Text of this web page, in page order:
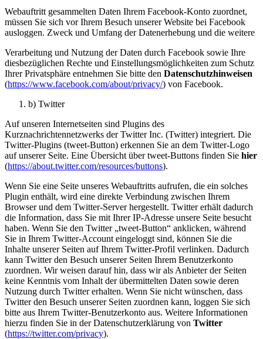
Webauftritt gesammelten Daten Ihrem Facebook-Konto zuordnet,
müssen Sie sich vor Ihrem Besuch unserer Website bei Facebook
ausloggen. Zweck und Umfang der Datenerhebung und die weitere
Verarbeitung und Nutzung der Daten durch Facebook sowie Ihre
diesbezüglichen Rechte und Einstellungsmöglichkeiten zum Schutz
Ihrer Privatsphäre entnehmen Sie bitte den Datenschutzhinweisen
(https://www.facebook.com/about/privacy/) von Facebook.
b) Twitter
Auf unseren Internetseiten sind Plugins des
Kurznachrichtennetzwerks der Twitter Inc. (Twitter) integriert. Die
Twitter-Plugins (tweet-Button) erkennen Sie an dem Twitter-Logo
auf unserer Seite. Eine Übersicht über tweet-Buttons finden Sie hier
(https://about.twitter.com/resources/buttons).
Wenn Sie eine Seite unseres Webauftritts aufrufen, die ein solches
Plugin enthält, wird eine direkte Verbindung zwischen Ihrem
Browser und dem Twitter-Server hergestellt. Twitter erhält dadurch
die Information, dass Sie mit Ihrer IP-Adresse unsere Seite besucht
haben. Wenn Sie den Twitter „tweet-Button“ anklicken, während
Sie in Ihrem Twitter-Account eingeloggt sind, können Sie die
Inhalte unserer Seiten auf Ihrem Twitter-Profil verlinken. Dadurch
kann Twitter den Besuch unserer Seiten Ihrem Benutzerkonto
zuordnen. Wir weisen darauf hin, dass wir als Anbieter der Seiten
keine Kenntnis vom Inhalt der übermittelten Daten sowie deren
Nutzung durch Twitter erhalten. Wenn Sie nicht wünschen, dass
Twitter den Besuch unserer Seiten zuordnen kann, loggen Sie sich
bitte aus Ihrem Twitter-Benutzerkonto aus. Weitere Informationen
hierzu finden Sie in der Datenschutzerklärung von Twitter
(https://twitter.com/privacy).